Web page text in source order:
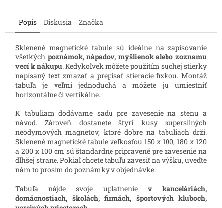
Popis Diskusia Značka
Sklenené magnetické tabule sú ideálne na zapisovanie
všetkých poznámok, nápadov, myšlienok alebo zoznamu
vecí k nákupu. Kedykoľvek môžete použitím suchej stierky
napísaný text zmazať a prepísať stieracie fixkou. Montáž
tabuľa je veľmi jednoduchá a môžete ju umiestniť
horizontálne či vertikálne.
K tabuliam dodávame sadu pre zavesenie na stenu a
návod. Zároveň dostanete štyri kusy supersilných
neodymových magnetov, ktoré dobre na tabuliach drží.
Sklenené magnetické tabule veľkosťou 150 x 100, 180 x 120
a 200 x 100 cm sú štandardne pripravené pre zavesenie na
dlhšej strane. Pokiaľ chcete tabuľu zavesiť na výšku, uveďte
nám to prosím do poznámky v objednávke.
Tabuľa nájde svoje uplatnenie v kanceláriách,
domácnostiach, školách, firmách, športových kluboch,